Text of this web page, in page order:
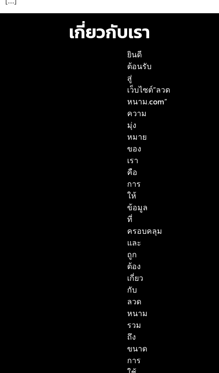
เกี่ยวกับเรา
ยินดี
ต้อนรับ
สู่
เว็บไซต์”ลวด
หนาม.com”
ความ
มุ่ง
หมาย
ของ
เรา
คือ
การ
ให้
ข้อมูล
ที่
ครอบคลุม
และ
ถูก
ต้อง
เกี่ยว
กับ
ลวด
หนาม
รวม
ถึง
ขนาด
การ